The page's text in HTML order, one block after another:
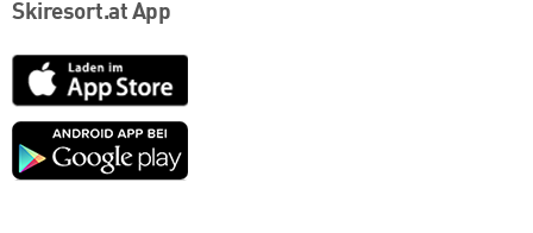
Skiresort.at App
App
Store
Google